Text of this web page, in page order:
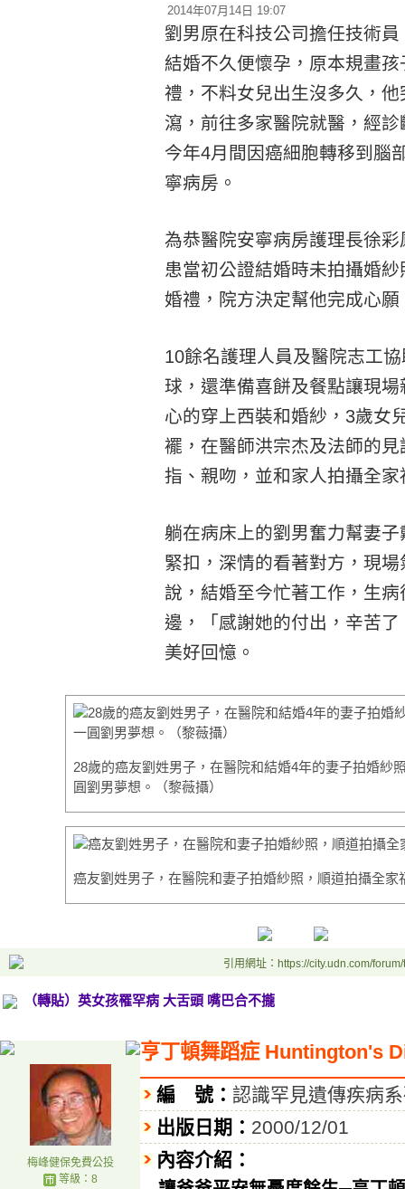
2014年07月14日 19:07
劉男原在科技公司擔任技術
結婚不久便懷孕，原本規畫
禮，不料女兒出生沒多久，
瀉，前往多家醫院就醫，經
今年4月間因癌細胞轉移到腦
寧病房。
為恭醫院安寧病房護理長徐
患當初公證結婚時未拍攝婚
婚禮，院方決定幫他完成心願
10餘名護理人員及醫院志工
球，還準備喜餅及餐點讓現
心的穿上西裝和婚紗，3歲女
襬，在醫師洪宗杰及法師的
指、親吻，並和家人拍攝全
躺在病床上的劉男奮力幫妻
緊扣，深情的看著對方，現
說，結婚至今忙著工作，生
邊，「感謝她的付出，辛苦
美好回憶。
28歲的癌友劉姓男子，在醫院和結婚4年的妻子拍婚紗
圓劉男夢想。（黎薇攝）
癌友劉姓男子，在醫院和妻子拍婚紗照，順道拍攝全家
引用網址：https://city.udn.com/
（轉貼）英女孩罹罕病 大舌頭 嘴巴合不攏
梅峰健保免費公投
等級：8
亨丁頓舞蹈症 Huntington's
編 號： 認識罕見遺傳疾病
出版日期： 2000/12/01
內容介紹：